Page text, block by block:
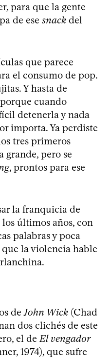
para que la gente
de ese snack del
que parece
el consumo de pop.
Y hasta de
cuando
detenerla y nada
importa. Ya perdiste
tres primeros
grande, pero se
, prontos para ese
la franquicia de
últimos años, con
palabras y poca
la violencia hable
deJohn Wick (Chad
dos clichés de este
el de El vengador
1974), que sufre